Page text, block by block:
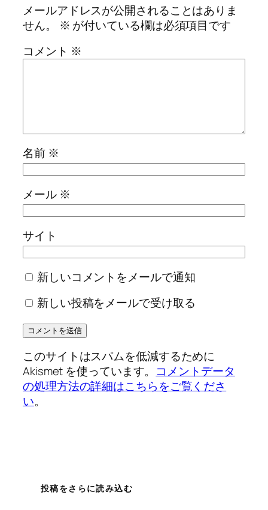
メールアドレスが公開されることはありま
せん。
※ が付いている欄は必須項目です
コメント ※
名前 ※
メール ※
サイト
新しいコメントをメールで通知
新しい投稿をメールで受け取る
このサイトはスパムを低減するために
Akismet を使っています。 コメントデータ
の処理方法の詳細はこちらをご覧くださ
い。
投稿をさらに読み込む